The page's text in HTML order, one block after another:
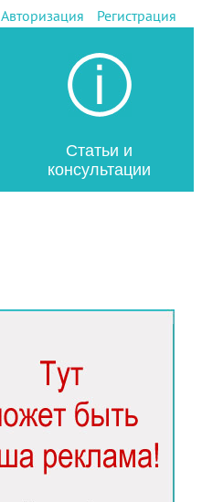
Авторизация Регистрация
Статьи и
консультации